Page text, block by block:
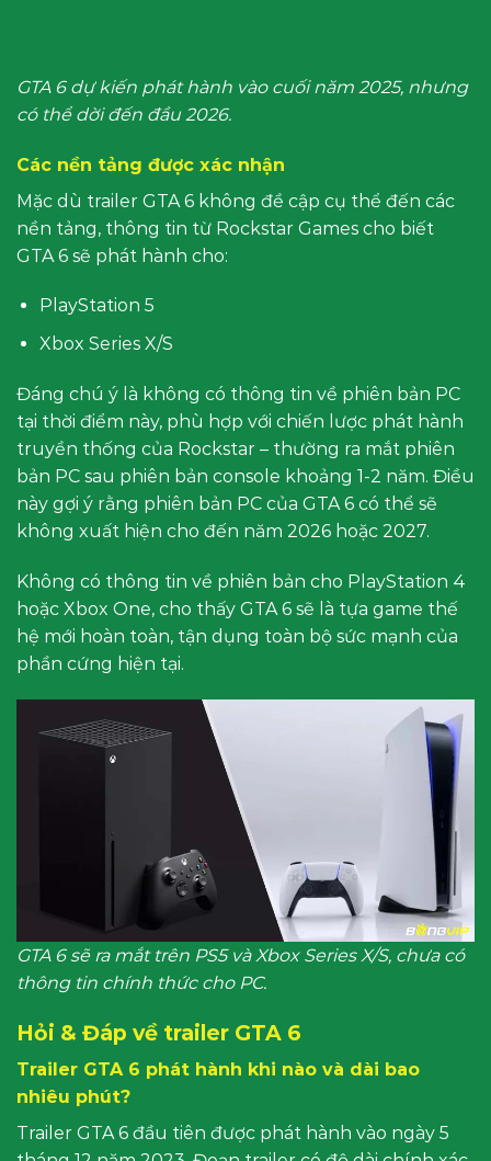
GTA 6 dự kiến phát hành vào cuối năm 2025, nhưng
có thể dời đến đầu 2026.
Các nền tảng được xác nhận
Mặc dù trailer GTA 6 không đề cập cụ thể đến các
nền tảng, thông tin từ Rockstar Games cho biết
GTA 6 sẽ phát hành cho:
PlayStation 5
Xbox Series X/S
Đáng chú ý là không có thông tin về phiên bản PC
tại thời điểm này, phù hợp với chiến lược phát hành
truyền thống của Rockstar – thường ra mắt phiên
bản PC sau phiên bản console khoảng 1-2 năm. Điều
này gợi ý rằng phiên bản PC của GTA 6 có thể sẽ
không xuất hiện cho đến năm 2026 hoặc 2027.
Không có thông tin về phiên bản cho PlayStation 4
hoặc Xbox One, cho thấy GTA 6 sẽ là tựa game thế
hệ mới hoàn toàn, tận dụng toàn bộ sức mạnh của
phần cứng hiện tại.
GTA 6 sẽ ra mắt trên PS5 và Xbox Series X/S, chưa có
thông tin chính thức cho PC.
Hỏi & Đáp về trailer GTA 6
Trailer GTA 6 phát hành khi nào và dài bao
nhiêu phút?
Trailer GTA 6 đầu tiên được phát hành vào ngày 5